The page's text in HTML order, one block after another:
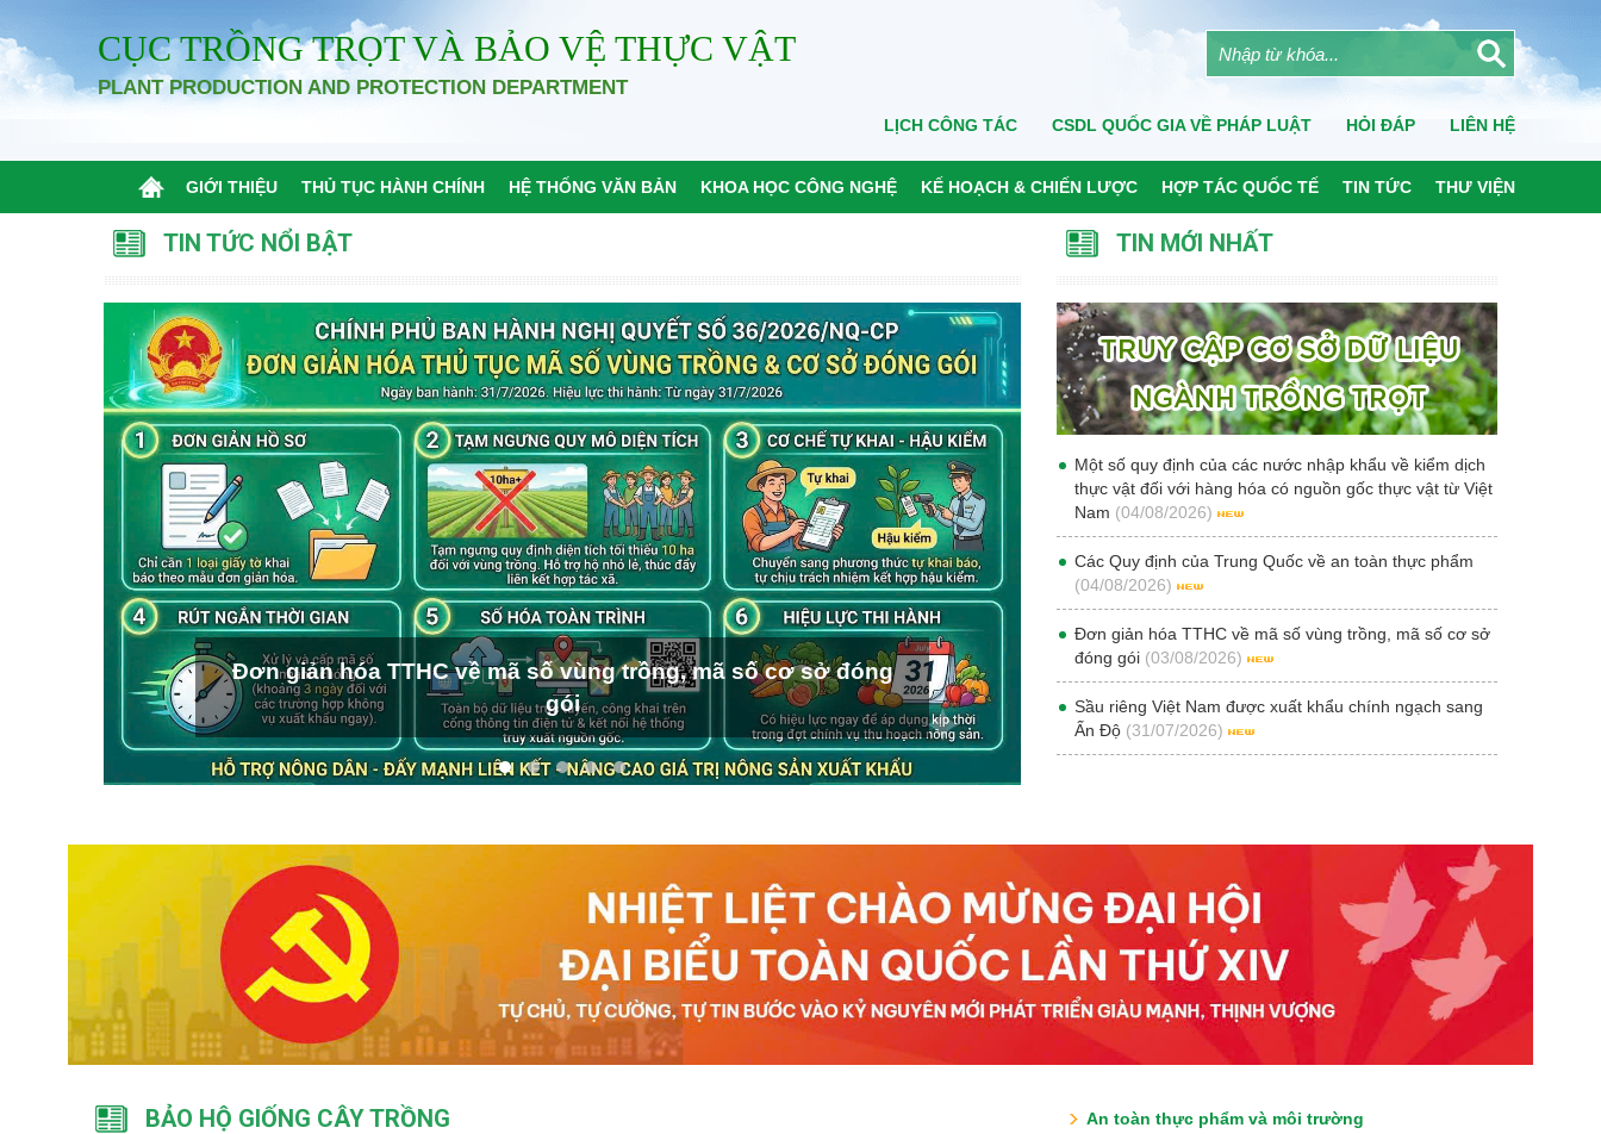
CỤC TRỒNG TRỌT VÀ BẢO VỆ THỰC VẬT
PLANT PRODUCTION AND PROTECTION DEPARTMENT
LỊCH CÔNG TÁC CSDL QUỐC GIA VỀ PHÁP LUẬT HỎI ĐÁP LIÊN HỆ
GIỚI THIỆU THỦ TỤC HÀNH CHÍNH HỆ THỐNG VĂN BẢN KHOA HỌC CÔNG NGHỆ KẾ HOẠCH & CHIẾN LƯỢC HỢP TÁC QUỐC TẾ TIN TỨC THƯ VIỆN
TIN TỨC NỔI BẬT
Đơn giản hóa TTHC về mã số vùng trồng, mã số cơ sở đóng
gói
TIN MỚI NHẤT
Một số quy định của các nước nhập khẩu về kiểm dịch
thực vật đối với hàng hóa có nguồn gốc thực vật từ Việt
Nam (04/08/2026)
Các Quy định của Trung Quốc về an toàn thực phẩm
(04/08/2026)
Đơn giản hóa TTHC về mã số vùng trồng, mã số cơ sở
đóng gói (03/08/2026)
Sầu riêng Việt Nam được xuất khẩu chính ngạch sang
Ấn Độ (31/07/2026)
BẢO HỘ GIỐNG CÂY TRỒNG
An toàn thực phẩm và môi trường